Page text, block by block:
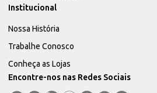
Institucional
Nossa História
Trabalhe Conosco
Conheça as Lojas
Encontre-nos nas Redes Sociais